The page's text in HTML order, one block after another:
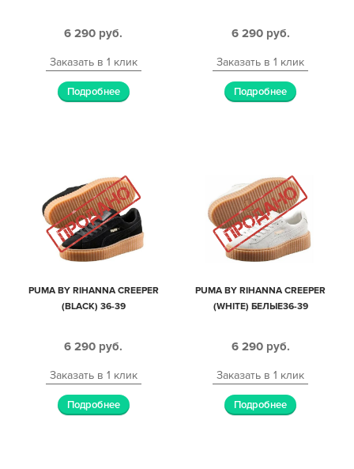
6 290 руб.
Заказать в 1 клик
Подробнее
6 290 руб.
Заказать в 1 клик
Подробнее
PUMA BY RIHANNA CREEPER
(BLACK) 36-39
6 290 руб.
Заказать в 1 клик
Подробнее
PUMA BY RIHANNA CREEPER
(WHITE) БЕЛЫЕ36-39
6 290 руб.
Заказать в 1 клик
Подробнее